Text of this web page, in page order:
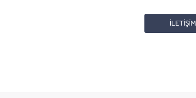
İLETİŞİM